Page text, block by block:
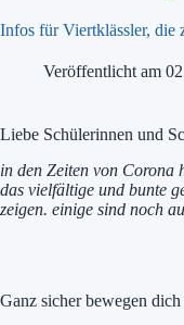
Infos für Viertklässler, die
Veröffentlicht am
Liebe Schülerinnen und
in den Zeiten von Corona
das vielfältige und bunte
zeigen. einige sind noch
Ganz sicher bewegen